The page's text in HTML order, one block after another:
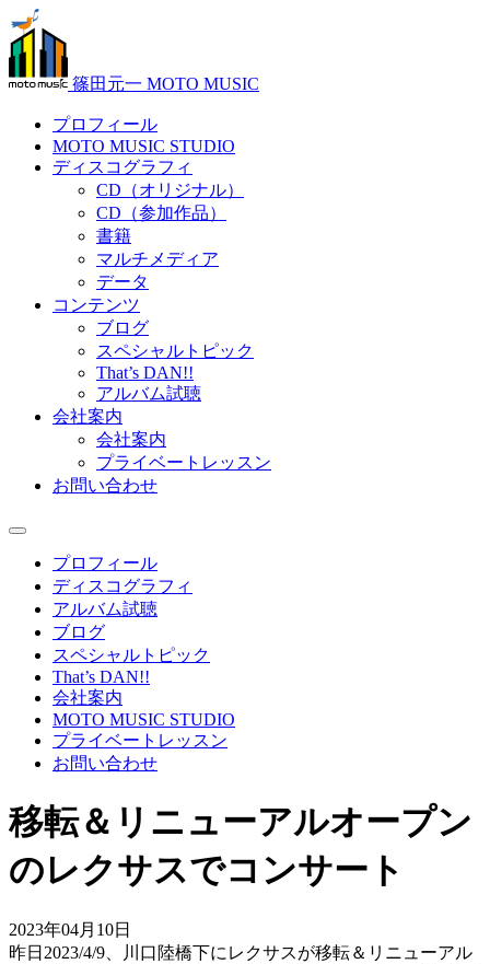
篠田元一 MOTO MUSIC
プロフィール
MOTO MUSIC STUDIO
ディスコグラフィ
CD（オリジナル）
CD（参加作品）
書籍
マルチメディア
データ
コンテンツ
ブログ
スペシャルトピック
That’s DAN!!
アルバム試聴
会社案内
会社案内
プライベートレッスン
お問い合わせ
プロフィール
ディスコグラフィ
アルバム試聴
ブログ
スペシャルトピック
That’s DAN!!
会社案内
MOTO MUSIC STUDIO
プライベートレッスン
お問い合わせ
移転＆リニューアルオープン
のレクサスでコンサート
2023年04月10日
昨日2023/4/9、川口陸橋下にレクサスが移転＆リニューアル